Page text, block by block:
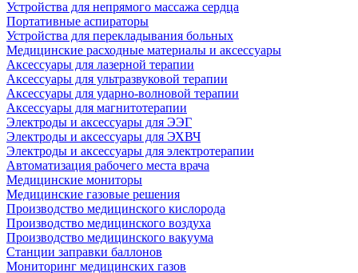
Устройства для непрямого массажа сердца
Портативные аспираторы
Устройства для перекладывания больных
Медицинские расходные материалы и аксессуары
Аксессуары для лазерной терапии
Аксессуары для ультразвуковой терапии
Аксессуары для ударно-волновой терапии
Аксессуары для магнитотерапии
Электроды и аксессуары для ЭЭГ
Электроды и аксессуары для ЭХВЧ
Электроды и аксессуары для электротерапии
Автоматизация рабочего места врача
Медицинские мониторы
Медицинские газовые решения
Производство медицинского кислорода
Производство медицинского воздуха
Производство медицинского вакуума
Станции заправки баллонов
Мониторинг медицинских газов